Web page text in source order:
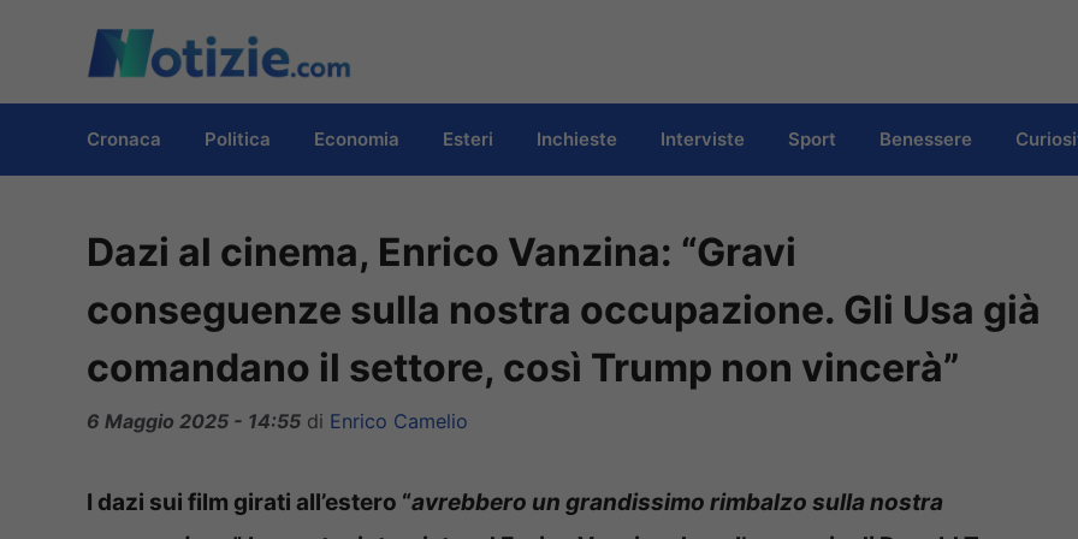
contenuto
Cronaca Politica Economia Esteri Inchieste Interviste Sport Benessere
Dazi al cinema, Enrico Vanzina: “Gravi
conseguenze sulla nostra occupazione. Gli Usa già
comandano il settore, così Trump non vincerà”
6 Maggio 2025 - 14:55 di Enrico Camelio
I dazi sui film girati all’estero “avrebbero un grandissimo rimbalzo sulla nostra